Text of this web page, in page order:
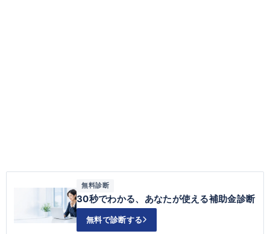
無料診断
30秒でわかる、あなたが使える補助金診断
無料で診断する